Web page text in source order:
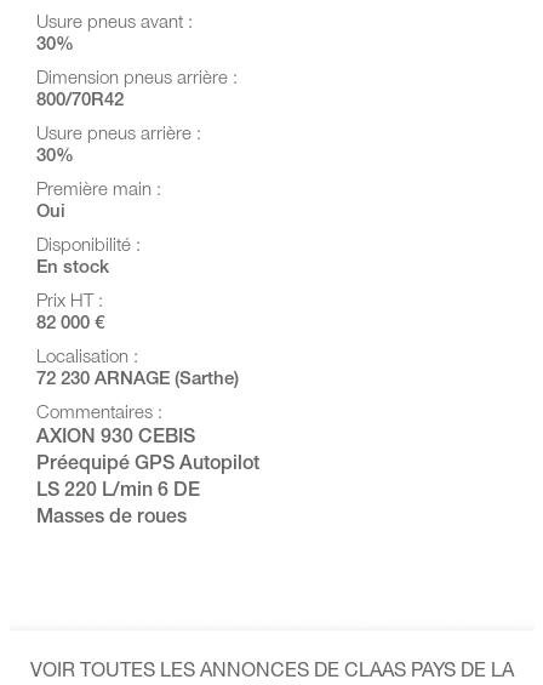
Usure pneus avant :
30%
Dimension pneus arrière :
800/70R42
Usure pneus arrière :
30%
Première main :
Oui
Disponibilité :
En stock
Prix HT :
82 000 €
Localisation :
72 230 ARNAGE (Sarthe)
Commentaires :
AXION 930 CEBIS
Préequipé GPS Autopilot
LS 220 L/min 6 DE
Masses de roues
VOIR TOUTES LES ANNONCES DE CLAAS PAYS DE LA